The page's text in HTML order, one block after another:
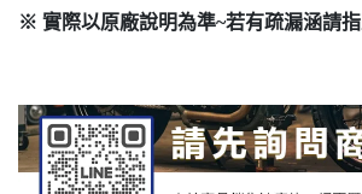
※ 實際以原廠說明為準~若有疏漏涵請